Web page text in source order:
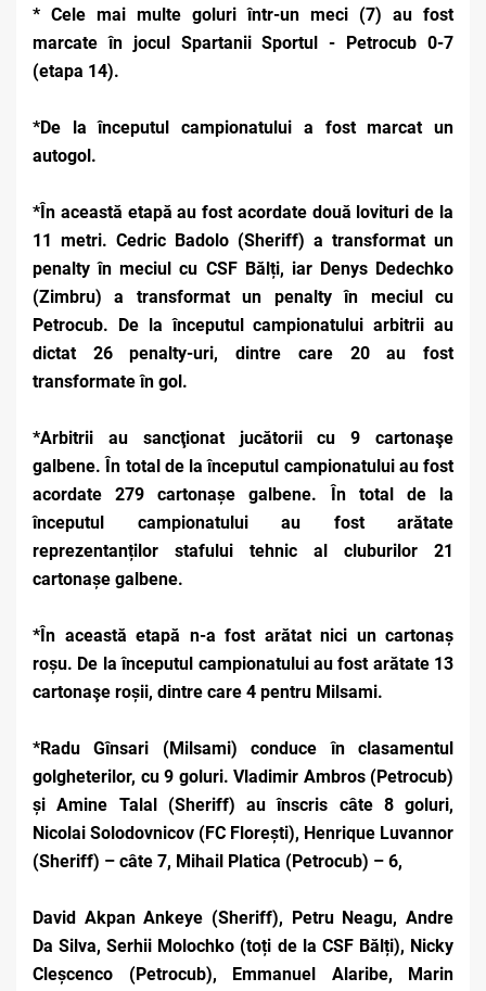
* Cele mai multe goluri într-un meci (7) au fost
marcate în jocul Spartanii Sportul - Petrocub 0-7
(etapa 14).
*De la începutul campionatului a fost marcat un
autogol.
*În această etapă au fost acordate două lovituri de la
11 metri. Cedric Badolo (Sheriff) a transformat un
penalty în meciul cu CSF Bălți, iar Denys Dedechko
(Zimbru) a transformat un penalty în meciul cu
Petrocub. De la începutul campionatului arbitrii au
dictat 26 penalty-uri, dintre care 20 au fost
transformate în gol.
*Arbitrii au sancţionat jucătorii cu 9 cartonaşe
galbene. În total de la începutul campionatului au fost
acordate 279 cartonașe galbene. În total de la
începutul campionatului au fost arătate
reprezentanților stafului tehnic al cluburilor 21
cartonașe galbene.
*În această etapă n-a fost arătat nici un cartonaș
roșu. De la începutul campionatului au fost arătate 13
cartonaşe roșii, dintre care 4 pentru Milsami.
*Radu Gînsari (Milsami) conduce în clasamentul
golgheterilor, cu 9 goluri. Vladimir Ambros (Petrocub)
și Amine Talal (Sheriff) au înscris câte 8 goluri,
Nicolai Solodovnicov (FC Florești), Henrique Luvannor
(Sheriff) – câte 7, Mihail Platica (Petrocub) – 6,
David Akpan Ankeye (Sheriff), Petru Neagu, Andre
Da Silva, Serhii Molochko (toți de la CSF Bălți), Nicky
Cleșcenco (Petrocub), Emmanuel Alaribe, Marin